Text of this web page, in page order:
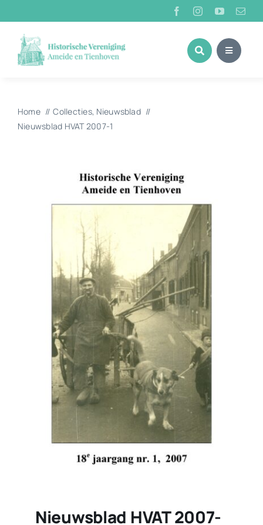
naar
inhoud
Home Collecties Nieuwsblad
Nieuwsblad HVAT 2007-1
Nieuwsblad HVAT 2007-